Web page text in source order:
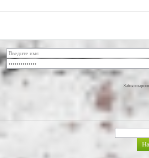
Забыл